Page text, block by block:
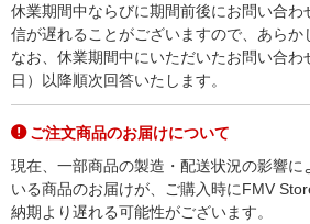
休業期間中ならびに期間前後にお問い合わ
信が遅れることがございますので、あらか
なお、休業期間中にいただいたお問い合
日）以降順次回答いたします。
ご注文商品のお届けについて
現在、一部商品の製造・配送状況の影響に
いる商品のお届けが、ご購入時にFMV
納期より遅れる可能性がございます。